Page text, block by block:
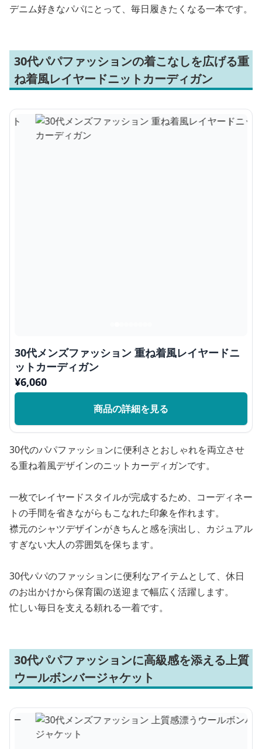
デニム好きなパパにとって、毎日履きたくなる一本です。
30代パパファッションの着こなしを広げる重
ね着風レイヤードニットカーディガン
30代メンズファッション 重ね着風レイヤードニ
ットカーディガン
¥6,060
商品の詳細を見る
30代のパパファッションに便利さとおしゃれを両立させ
る重ね着風デザインのニットカーディガンです。
一枚でレイヤードスタイルが完成するため、コーディネー
トの手間を省きながらもこなれた印象を作れます。
襟元のシャツデザインがきちんと感を演出し、カジュアル
すぎない大人の雰囲気を保ちます。
30代パパのファッションに便利なアイテムとして、休日
のお出かけから保育園の送迎まで幅広く活躍します。
忙しい毎日を支える頼れる一着です。
30代パパファッションに高級感を添える上質
ウールボンバージャケット